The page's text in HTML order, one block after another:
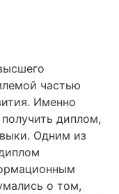
частью
Именно
диплом,
Одним из
о том,